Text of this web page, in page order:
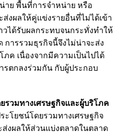
าย พื้นที่การจำหน่าย หรือ
งผลให้คู่แข่งรายอื่นที่ไม่ได้เข้า
ได้รับผลกระทบจนกระทั่งทำให้
การรวมธุรกิจนี้จึงไม่น่าจะส่ง
ค เนื่องจากมีความเป็นไปได้
ตกลงร่วมกัน กับผู้ประกอบ
รวมทางเศรษฐกิจและผู้บริโภค
โยชน์โดยรวมทางเศรษฐกิจ
งผลให้ส่วนแบ่งตลาดในตลาด